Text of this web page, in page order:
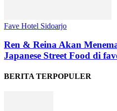
Fave Hotel Sidoarjo
Ren & Reina Akan
Japanese Street Food di
BERITA TERPOPULER